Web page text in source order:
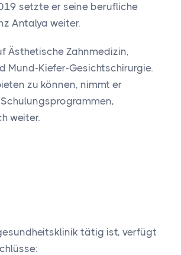
setzte er seine berufliche
Antalya weiter.
Ästhetische Zahnmedizin,
Mund-Kiefer-Gesichtschirurgie.
zu können, nimmt er
weiter.
tätig ist, verfügt